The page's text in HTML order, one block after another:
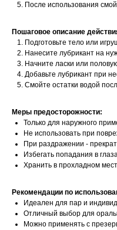
После использования
Пошаговое описание
Подготовьте тело или
Нанесите лубрикант на
Начните ласки или
Добавьте лубрикант при
Смойте остатки водой
Меры предосторожности:
Только для наружного
Не использовать при
При раздражении -
Избегать попадания в
Хранить в прохладном
Рекомендации по
Идеален для пар и
Отличный выбор для
Можно применять с